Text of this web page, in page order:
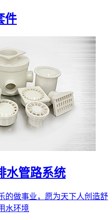
件
水管路系统
的做事业，愿为天下人创造舒
水环境